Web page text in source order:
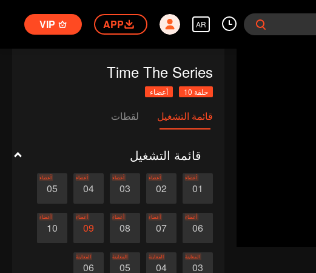
AR
APP
VIP
Time The Series
حلقة 10 أعضاء
قائمة التشغيل لقطات
قائمة التشغيل
01
أعضاء
02
أعضاء
03
أعضاء
04
أعضاء
05
أعضاء
06
أعضاء
07
أعضاء
08
أعضاء
09
أعضاء
10
أعضاء
03
المعاينة
04
المعاينة
05
المعاينة
06
المعاينة